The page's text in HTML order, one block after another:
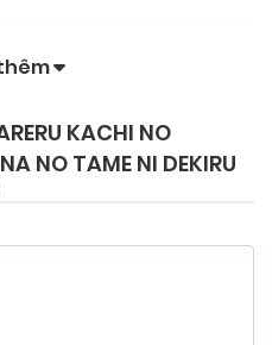
KACHI NO
NO TAME NI DEKIRU